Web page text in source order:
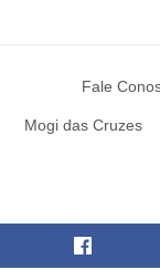
Fale
Mogi das Cruzes